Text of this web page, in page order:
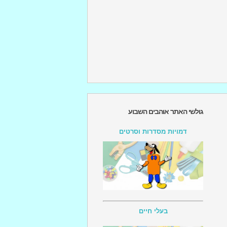
גולשי האתר אוהבים השבוע
דמויות מסדרות וסרטים
בעלי חיים